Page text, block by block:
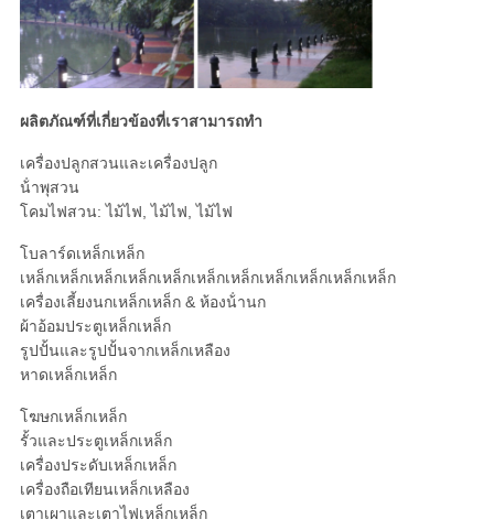
ผลิตภัณฑ์ที่เกี่ยวข้องที่เราสามารถทํา
เครื่องปลูกสวนและเครื่องปลูก
น้ําพุสวน
โคมไฟสวน: ไม้ไฟ, ไม้ไฟ, ไม้ไฟ
โบลาร์ดเหล็กเหล็ก
เหล็กเหล็กเหล็กเหล็กเหล็กเหล็กเหล็กเหล็กเหล็กเหล็กเหล็ก
เครื่องเลี้ยงนกเหล็กเหล็ก & ห้องน้ํานก
ผ้าอ้อมประตูเหล็กเหล็ก
รูปปั้นและรูปปั้นจากเหล็กเหลือง
หาดเหล็กเหล็ก
โฆษกเหล็กเหล็ก
รั้วและประตูเหล็กเหล็ก
เครื่องประดับเหล็กเหล็ก
เครื่องถือเทียนเหล็กเหลือง
เตาเผาและเตาไฟเหล็กเหล็ก